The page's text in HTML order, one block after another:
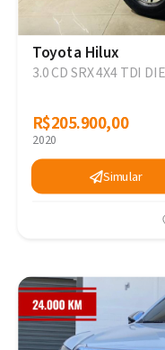
Toyota Hilux
3.0 CD SRX 4X4 TDI
R$205.900,00
R$205.900,00
2020
Simular